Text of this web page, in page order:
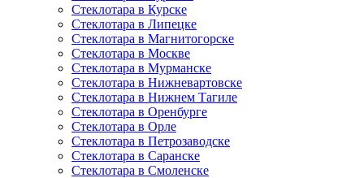
Стеклотара в Курске
Стеклотара в Липецке
Стеклотара в Магнитогорске
Стеклотара в Москве
Стеклотара в Мурманске
Стеклотара в Нижневартовске
Стеклотара в Нижнем Тагиле
Стеклотара в Оренбурге
Стеклотара в Орле
Стеклотара в Петрозаводске
Стеклотара в Саранске
Стеклотара в Смоленске